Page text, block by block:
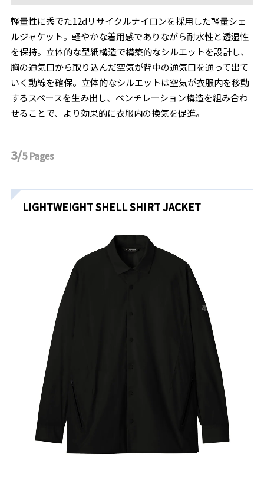
軽量性に秀でた12dリサイクルナイロンを採⽤した軽量シェ
ルジャケット。軽やかな着⽤感でありながら耐⽔性と透湿性
を保持。⽴体的な型紙構造で構築的なシルエットを設計し、
胸の通気⼝から取り込んだ空気が背中の通気⼝を通って出て
いく動線を確保。⽴体的なシルエットは空気が⾐服内を移動
するスペースを⽣み出し、ベンチレーション構造を組み合わ
せることで、より効果的に⾐服内の換気を促進。
3/5Pages
LIGHTWEIGHT SHELL SHIRT JACKET